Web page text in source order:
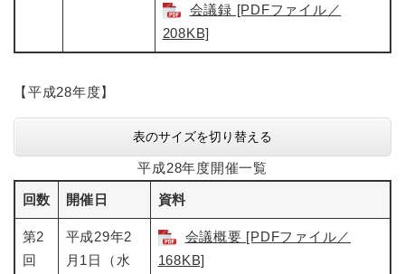
会議録 [PDFファイル／
208KB]
【平成28年度】
表のサイズを切り替える
平成28年度開催一覧
回数 開催日 資料
第2
回
平成29年2
月1日（水
会議概要 [PDFファイル／
168KB]